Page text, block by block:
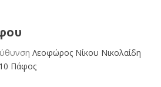
Λεοφώρος Νίκου Νικολαίδη
Πάφος